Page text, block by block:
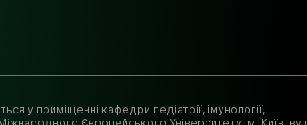
у приміщенні кафедри педіатрії, імунології,